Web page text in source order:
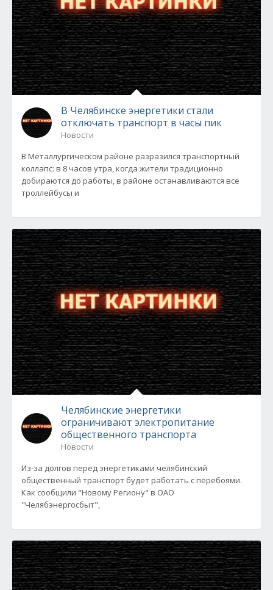
В Челябинске энергетики стали
отключать транспорт в часы пик
Новости
В Металлургическом районе разразился транспортный
коллапс: в 8 часов утра, когда жители традиционно
добираются до работы, в районе останавливаются все
троллейбусы и
Челябинские энергетики
ограничивают электропитание
общественного транспорта
Новости
Из-за долгов перед энергетиками челябинский
общественный транспорт будет работать с перебоями.
Как сообщили "Новому Региону" в ОАО
"Челябэнергосбыт",